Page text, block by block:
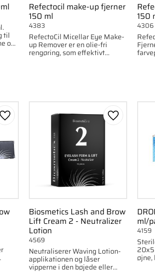
til
og
Refectocil make-up fjerner
150 ml
RefectoCil Micellar Eye Make-
up Remover er en olie-fri
rengøring, som effektivt
4383
150
4306
Gem som favorit
Biosmetics Lash and Brow
Lift Cream 2 - Neutralizer
Lotion
Neutraliserer Waving Lotion-
applikationen og låser
vipperne i den bøjede eller
4569
Gem som
ml/
4159